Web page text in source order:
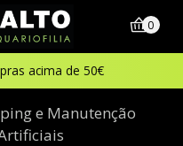
acima de 50€
0
e Manutenção